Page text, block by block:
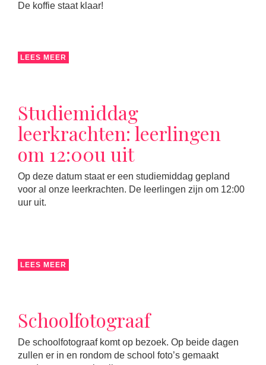
De koffie staat klaar!
LEES MEER
Studiemiddag
leerkrachten: leerlingen
om 12:00u uit
Op deze datum staat er een studiemiddag gepland
voor al onze leerkrachten. De leerlingen zijn om 12:00
uur uit.
LEES MEER
Schoolfotograaf
De schoolfotograaf komt op bezoek. Op beide dagen
zullen er in en rondom de school foto’s gemaakt